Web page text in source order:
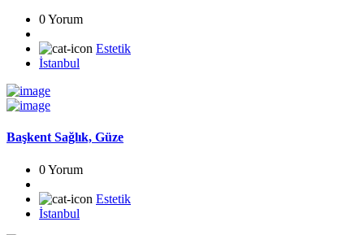
0 Yorum
Estetik
İstanbul
Başkent Sağlık, Güze
0 Yorum
Estetik
İstanbul